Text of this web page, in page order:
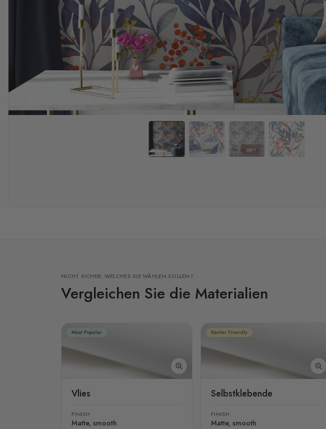
NICHT SICHER, WELCHES SIE WÄHLEN SOLLEN?
Vergleichen Sie die Materialien
Most Popular
Vlies
FINISH
Matte, smooth
Renter Friendly
Selbstklebende
FINISH
Matte, smooth